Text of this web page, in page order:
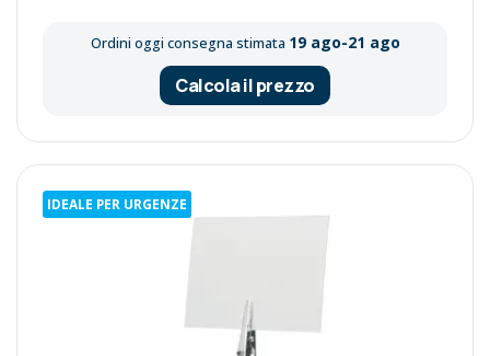
Ordini oggi consegna stimata 19 ago-21 ago
Calcola il prezzo
IDEALE PER URGENZE